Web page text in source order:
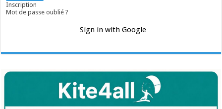
Inscription
Mot de passe oublié ?
Sign in with Google